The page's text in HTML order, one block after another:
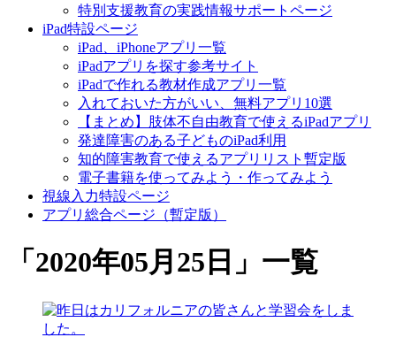
特別支援教育の実践情報サポートページ
iPad特設ページ
iPad、iPhoneアプリ一覧
iPadアプリを探す参考サイト
iPadで作れる教材作成アプリ一覧
入れておいた方がいい、無料アプリ10選
【まとめ】肢体不自由教育で使えるiPadアプリ
発達障害のある子どものiPad利用
知的障害教育で使えるアプリリスト暫定版
電子書籍を使ってみよう・作ってみよう
視線入力特設ページ
アプリ総合ページ（暫定版）
「 2020年05月25日 」 一覧